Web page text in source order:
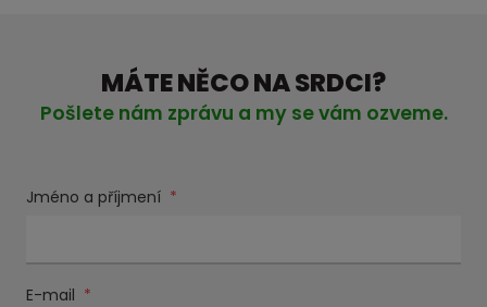
MÁTE NĚCO NA SRDCI?
Pošlete nám zprávu a my se vám ozveme.
Jméno a příjmení *
E-mail *